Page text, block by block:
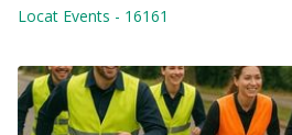
Locat Events - 16161